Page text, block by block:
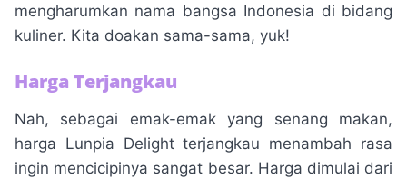
mengharumkan nama bangsa Indonesia di bidang
kuliner. Kita doakan sama-sama, yuk!
Harga Terjangkau
Nah, sebagai emak-emak yang senang makan,
harga Lunpia Delight terjangkau menambah rasa
ingin mencicipinya sangat besar. Harga dimulai dari